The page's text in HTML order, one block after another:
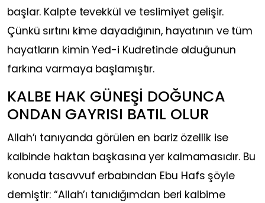
başlar. Kalpte tevekkül ve teslimiyet gelişir.
Çünkü sırtını kime dayadığının, hayatının ve tüm
hayatların kimin Yed-i Kudretinde olduğunun
farkına varmaya başlamıştır.
KALBE HAK GÜNEŞİ DOĞUNCA
ONDAN GAYRISI BATIL OLUR
Allah’ı tanıyanda görülen en bariz özellik ise
kalbinde haktan başkasına yer kalmamasıdır. Bu
konuda tasavvuf erbabından Ebu Hafs şöyle
demiştir: “Allah’ı tanıdığımdan beri kalbime